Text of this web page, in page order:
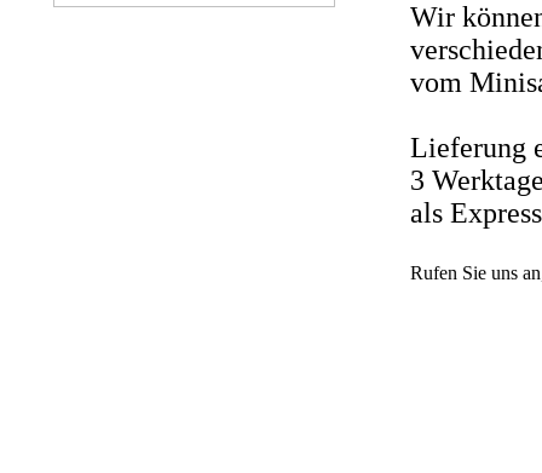
Wir
vom
Lieferung
3
als
Rufen Sie uns